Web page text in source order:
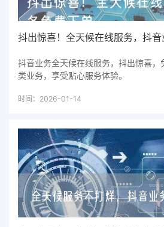
抖出惊喜！全天候在线服务，抖音
抖音业务全天候在线服务，抖出惊喜，
类业务，享受贴心服务体验。
时间：2026-01-14